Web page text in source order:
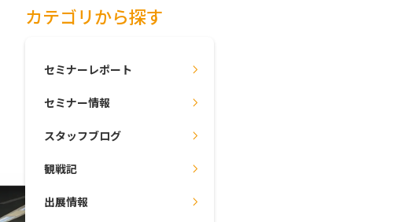
カテゴリから探す
セミナーレポート
セミナー情報
スタッフブログ
観戦記
出展情報